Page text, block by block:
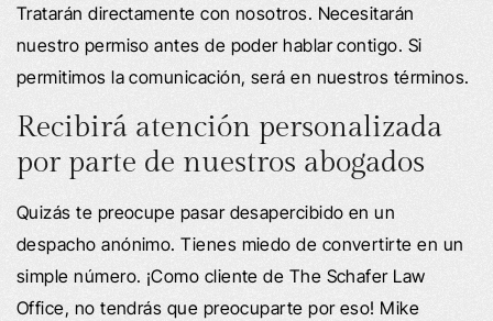
Tratarán directamente con nosotros. Necesitarán
nuestro permiso antes de poder hablar contigo. Si
permitimos la comunicación, será en nuestros términos.
Recibirá atención personalizada
por parte de nuestros abogados
Quizás te preocupe pasar desapercibido en un
despacho anónimo. Tienes miedo de convertirte en un
simple número. ¡Como cliente de The Schafer Law
Office, no tendrás que preocuparte por eso! Mike